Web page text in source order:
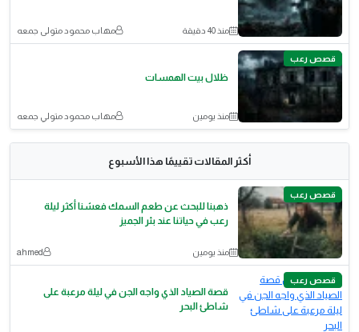
منذ 40 دقيقة مهاب محمود متولى جمعه
قصص رعب
ظلال بيت الهمسات
منذ يومين مهاب محمود متولي جمعه
أكثر المقالات تقييمًا هذا الأسبوع
قصص رعب
ذهبنا للبحث عن طعم السمك فعشنا أكثر ليلة
رعب في حياتنا عند بئر الجميز
منذ يومين ahmed
قصص رعب
قصة الصياد الذي واجه الجن في ليلة مرعبة على
شاطئ البحر